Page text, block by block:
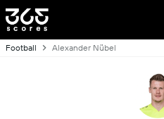
Football Alexander Nübel